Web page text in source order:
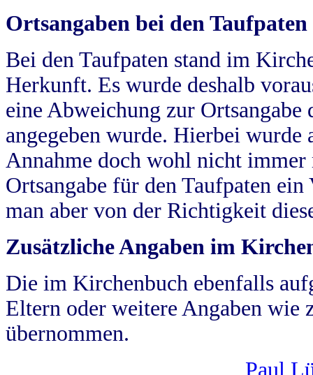
Ortsangaben bei den Taufpaten
Bei den Taufpaten stand im
Herkunft. Es wurde deshalb
eine Abweichung zur
angegeben wurde. Hierbei wurde
Annahme doch wohl nicht
Ortsangabe für den Taufpaten
man aber von der Richtigkeit
Zusätzliche Angaben im
Die im Kirchenbuch ebenfalls
Eltern oder weitere Angaben wie
übernommen.
Paul